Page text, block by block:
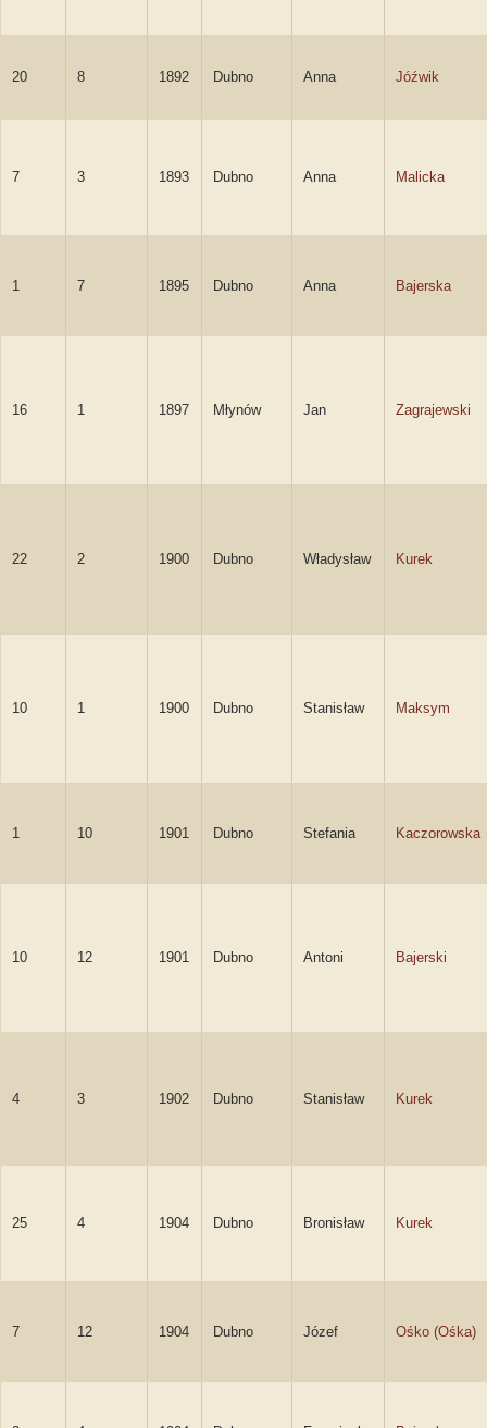
20 8 1892 Dubno Anna Jóźwik
7 3 1893 Dubno Anna Malicka
1 7 1895 Dubno Anna Bajerska
16 1 1897 Młynów Jan Zagrajewski
22 2 1900 Dubno Władysław Kurek
10 1 1900 Dubno Stanisław Maksym
1 10 1901 Dubno Stefania Kaczorowska
10 12 1901 Dubno Antoni Bajerski
4 3 1902 Dubno Stanisław Kurek
25 4 1904 Dubno Bronisław Kurek
7 12 1904 Dubno Józef Ośko (Ośka)